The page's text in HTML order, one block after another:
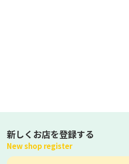
新しくお店を登録する
New shop register